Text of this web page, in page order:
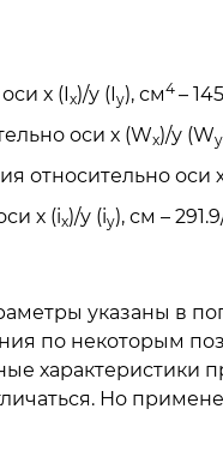
х (I x)/у (I y), см4 –
оси х (Wx)/у (Wy
относительно оси
х (ix)/у (iy), см –
указаны в
по некоторым
характеристики
Но